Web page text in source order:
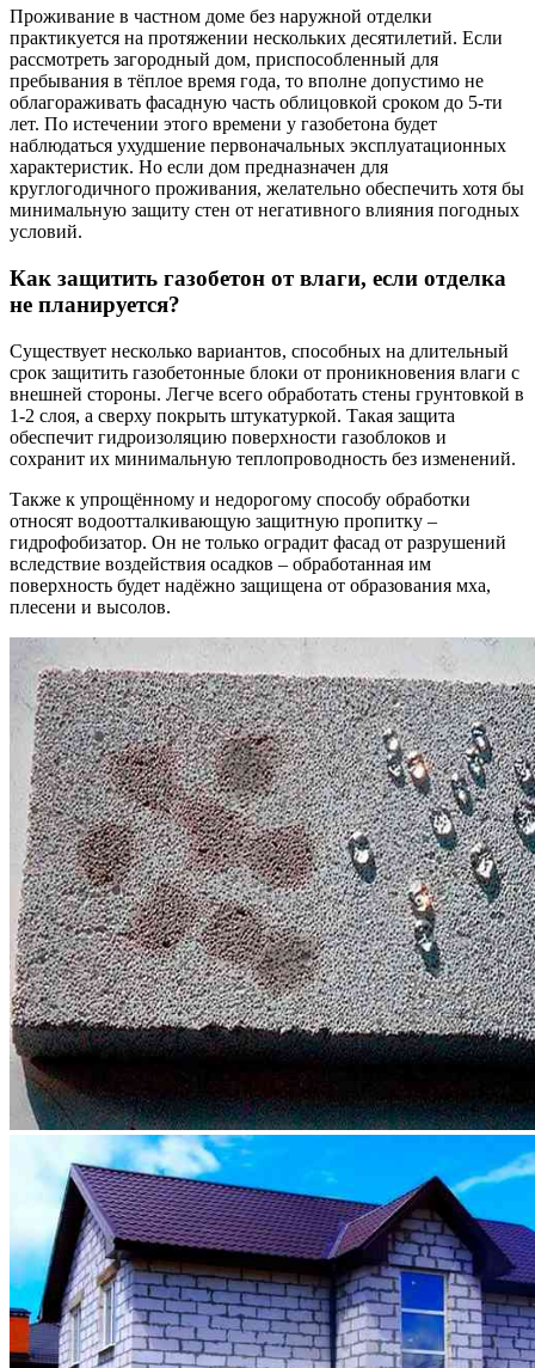
Проживание в частном доме без наружной отделки
практикуется на протяжении нескольких десятилетий. Если
рассмотреть загородный дом, приспособленный для
пребывания в тёплое время года, то вполне допустимо не
облагораживать фасадную часть облицовкой сроком до 5-ти
лет. По истечении этого времени у газобетона будет
наблюдаться ухудшение первоначальных эксплуатационных
характеристик. Но если дом предназначен для
круглогодичного проживания, желательно обеспечить хотя бы
минимальную защиту стен от негативного влияния погодных
условий.
Как защитить газобетон от влаги, если отделка
не планируется?
Существует несколько вариантов, способных на длительный
срок защитить газобетонные блоки от проникновения влаги с
внешней стороны. Легче всего обработать стены грунтовкой в
1-2 слоя, а сверху покрыть штукатуркой. Такая защита
обеспечит гидроизоляцию поверхности газоблоков и
сохранит их минимальную теплопроводность без изменений.
Также к упрощённому и недорогому способу обработки
относят водоотталкивающую защитную пропитку –
гидрофобизатор. Он не только оградит фасад от разрушений
вследствие воздействия осадков – обработанная им
поверхность будет надёжно защищена от образования мха,
плесени и высолов.